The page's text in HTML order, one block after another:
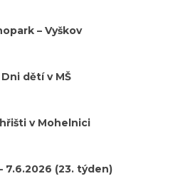
– Vyškov
dětí v MŠ
v Mohelnici
7.6.2026 (23. týden)